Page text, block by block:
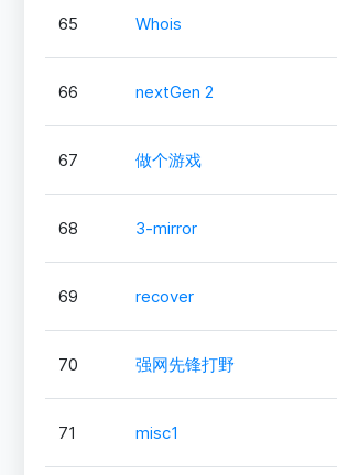
65 Whois
66 nextGen 2
67 做个游戏
68 3-mirror
69 recover
70 强网先锋打野
71 misc1